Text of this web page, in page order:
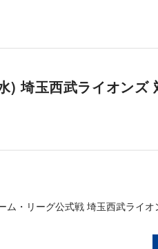
) 埼玉西武ライオン
・リーグ公式戦 埼玉西武ライ